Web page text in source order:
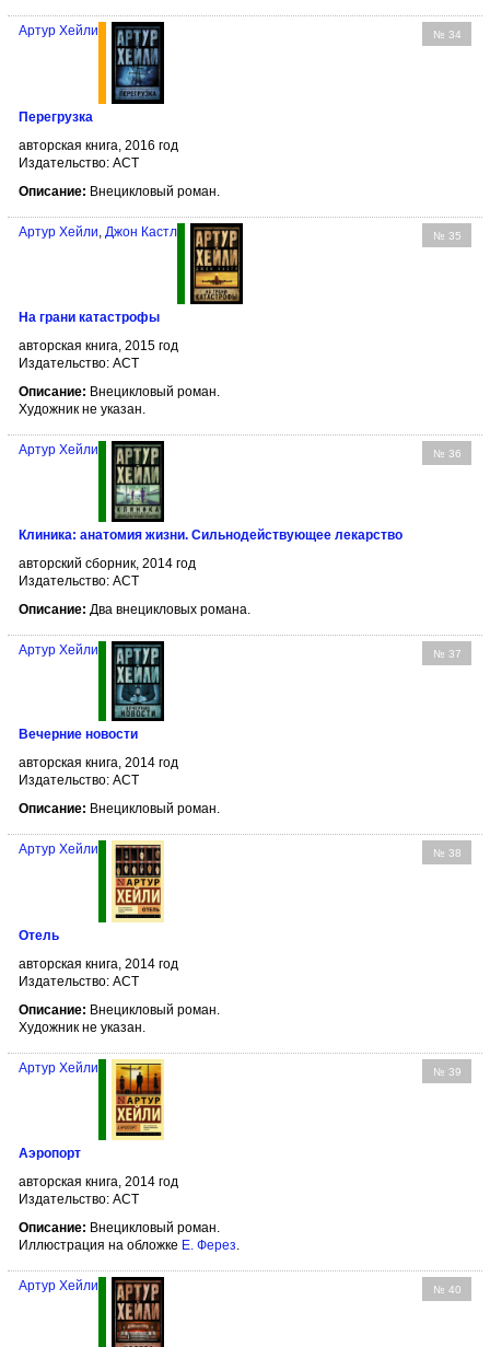
№ 34
Артур Хейли
Перегрузка
авторская книга, 2016 год
Издательство: АСТ
Описание: Внецикловый роман.
№ 35
Артур Хейли Джон Кастл
На грани катастрофы
авторская книга, 2015 год
Издательство: АСТ
Описание: Внецикловый роман.
Художник не указан.
№ 36
Артур Хейли
Клиника: анатомия жизни. Сильнодействующее лекарство
авторский сборник, 2014 год
Издательство: АСТ
Описание: Два внецикловых романа.
№ 37
Артур Хейли
Вечерние новости
авторская книга, 2014 год
Издательство: АСТ
Описание: Внецикловый роман.
№ 38
Артур Хейли
Отель
авторская книга, 2014 год
Издательство: АСТ
Описание: Внецикловый роман.
Художник не указан.
№ 39
Артур Хейли
Аэропорт
авторская книга, 2014 год
Издательство: АСТ
Описание: Внецикловый роман.
Иллюстрация на обложке Е. Ферез.
№ 40
Артур Хейли